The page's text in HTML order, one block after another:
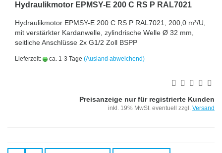
Hydraulikmotor EPMSY-E 200 C RS P RAL7021
Hydraulikmotor EPMSY-E 200 C RS P RAL7021, 200,0 m³/U,
mit verstärkter Kardanwelle, zylindrische Welle Ø 32 mm,
seitliche Anschlüsse 2x G1/2 Zoll BSPP
Lieferzeit: ca. 1-3 Tage (Ausland abweichend)
Preisanzeige nur für registrierte Kunden
inkl. 19% MwSt. eventuell zzgl. Versand